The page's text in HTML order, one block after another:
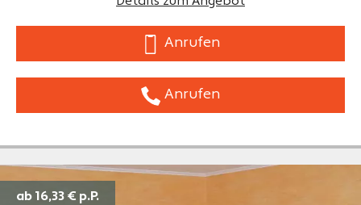
Anrufen
Anrufen
ab 16,33 € p.P.